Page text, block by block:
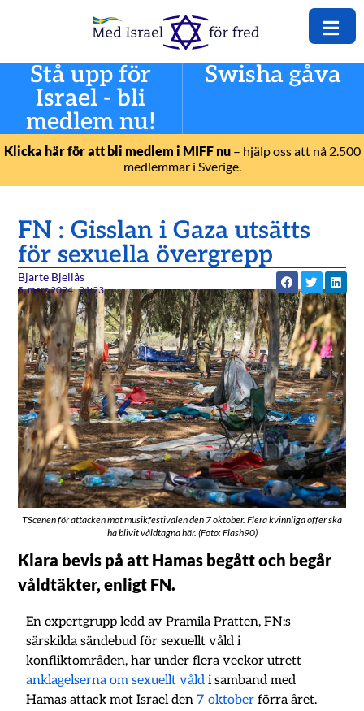
Stå upp för
Israel - bli
medlem nu!
Swisha gåva
Klicka här för att bli medlem i MIFF nu– hjälp oss att nå 2.500
medlemmar i Sverige.
FN : Gisslan i Gaza utsätts
för sexuella övergrepp
Bjarte Bjellås
5. mars 2024 21:23
TScenen för attacken mot musikfestivalen den 7 oktober. Flera kvinnliga offer ska
ha blivit våldtagna här. (Foto: Flash90)
Klara bevis på att Hamas begått och begår
våldtäkter, enligt FN.
En expertgrupp ledd av Pramila Pratten, FN:s
särskilda sändebud för sexuellt våld i
konfliktområden, har under flera veckor utrett
anklagelserna om sexuellt våld i samband med
Hamas attack mot Israel den 7 oktober förra året.